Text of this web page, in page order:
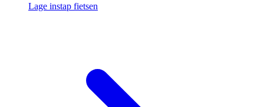
Lage instap fietsen